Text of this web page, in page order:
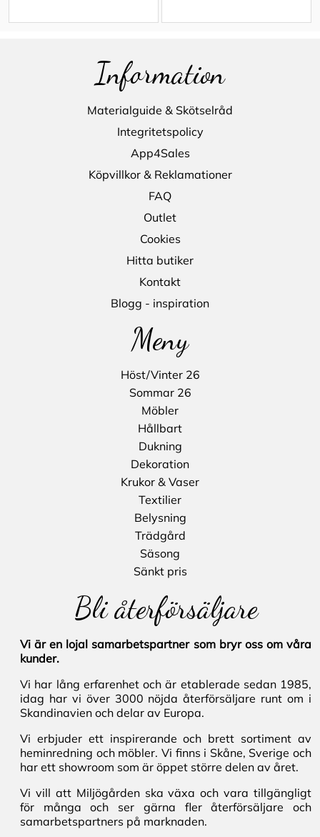
Information
Materialguide & Skötselråd
Integritetspolicy
App4Sales
Köpvillkor & Reklamationer
FAQ
Outlet
Cookies
Hitta butiker
Kontakt
Blogg - inspiration
Meny
Höst/Vinter 26
Sommar 26
Möbler
Hållbart
Dukning
Dekoration
Krukor & Vaser
Textilier
Belysning
Trädgård
Säsong
Sänkt pris
Bli återförsäljare
Vi är en lojal samarbetspartner som bryr oss om våra
kunder.
Vi har lång erfarenhet och är etablerade sedan 1985,
idag har vi över 3000 nöjda återförsäljare runt om i
Skandinavien och delar av Europa.
Vi erbjuder ett inspirerande och brett sortiment av
heminredning och möbler. Vi finns i Skåne, Sverige och
har ett showroom som är öppet större delen av året.
Vi vill att Miljögården ska växa och vara tillgängligt
för många och ser gärna fler återförsäljare och
samarbetspartners på marknaden.